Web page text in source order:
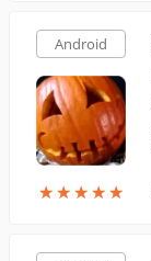
Android
★★★★★
★★★★★